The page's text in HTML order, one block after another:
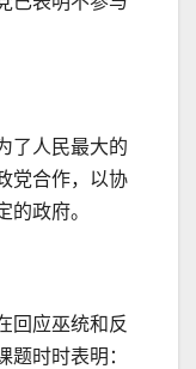
了人民最大的
党合作，以协
的政府。
回应巫统和反
题时时表明：